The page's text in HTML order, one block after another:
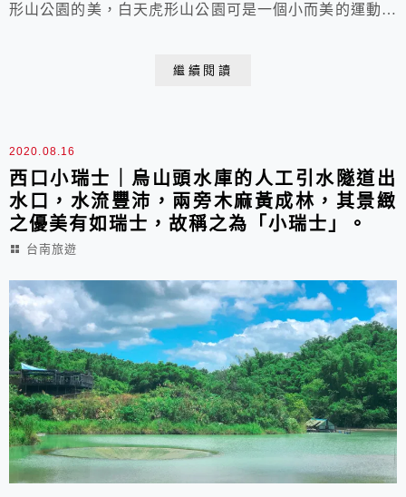
形山公園的美，白天虎形山公園可是一個小而美的運動步
繼續閱讀
2020.08.16
西口小瑞士｜烏山頭水庫的人工引水隧道出
水口，水流豐沛，兩旁木麻黃成林，其景緻
之優美有如瑞士，故稱之為「小瑞士」。
台南旅遊